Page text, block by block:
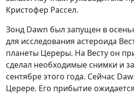
Кристофер Рассел.
Зонд Dawn был запущен в
для исследования астероида
планеты Цереры. На Весту он
сделал необходимые снимки и
сентябре этого года. Сейчас
Церере. Его прибытие